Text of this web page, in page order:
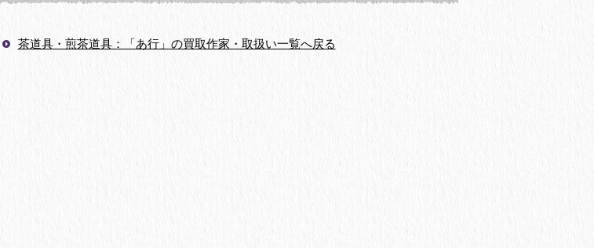
茶道具・煎茶道具：「あ行」の買取作家・取扱い一覧へ戻る